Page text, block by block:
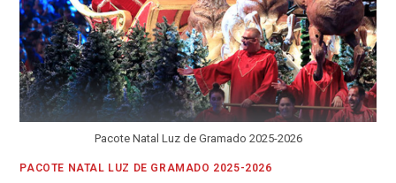
Pacote Natal Luz de Gramado 2025-2026
PACOTE NATAL LUZ DE GRAMADO 2025-2026